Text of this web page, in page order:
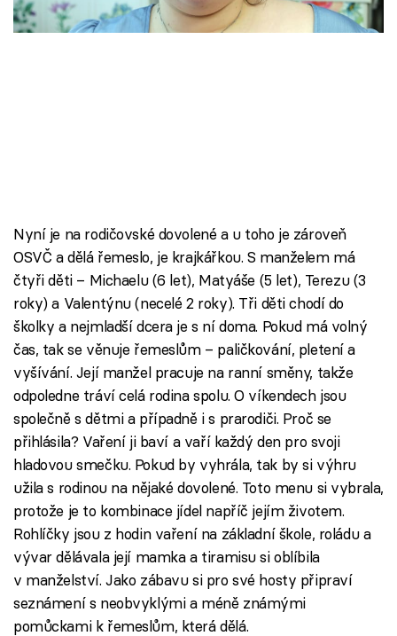
Škola vaření
Přihlášení
Sledujte nás
Nyní je na rodičovské dovolené a u toho je zároveň
OSVČ a dělá řemeslo, je krajkářkou. S manželem má
čtyři děti – Michaelu (6 let), Matyáše (5 let), Terezu (3
roky) a Valentýnu (necelé 2 roky). Tři děti chodí do
školky a nejmladší dcera je s ní doma. Pokud má volný
čas, tak se věnuje řemeslům – paličkování, pletení a
vyšívání. Její manžel pracuje na ranní směny, takže
odpoledne tráví celá rodina spolu. O víkendech jsou
společně s dětmi a případně i s prarodiči. Proč se
přihlásila? Vaření ji baví a vaří každý den pro svoji
hladovou smečku. Pokud by vyhrála, tak by si výhru
užila s rodinou na nějaké dovolené. Toto menu si vybrala,
protože je to kombinace jídel napříč jejím životem.
Rohlíčky jsou z hodin vaření na základní škole, roládu a
vývar dělávala její mamka a tiramisu si oblíbila
v manželství. Jako zábavu si pro své hosty připraví
seznámení s neobvyklými a méně známými
pomůckami k řemeslům, která dělá.